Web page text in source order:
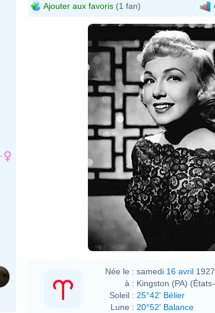
Ajouter aux favoris (1 fan)
eBay item
photo front
photo back
Née le : samedi 16 avril
à : Kingston (PA)
Soleil : 25°42' Bélier
Lune : 20°52' Balance